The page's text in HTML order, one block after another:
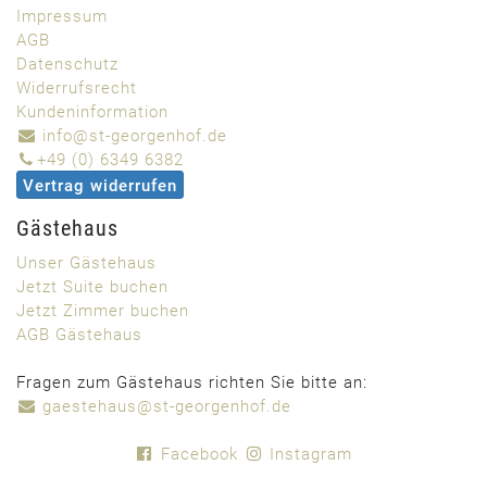
Impressum
AGB
Datenschutz
Widerrufsrecht
Kundeninformation
info@st-georgenhof.de
+49 (0) 6349 6382
Vertrag widerrufen
Gästehaus
Unser Gästehaus
Jetzt Suite buchen
Jetzt Zimmer buchen
AGB Gästehaus
Fragen zum Gästehaus richten Sie bitte an:
gaestehaus@st-georgenhof.de
Facebook Instagram